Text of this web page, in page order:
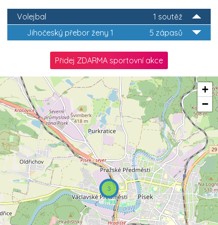
1 soutěž
Volejbal
5 zápasů
Jihočeský přebor ženy 1
Přidej ZDARMA sportovní akce
3
+
−